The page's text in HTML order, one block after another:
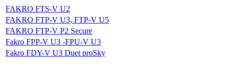
FAKRO FTS-V U2
FAKRO FTP-V U3, FTP-V U5
FAKRO FTP-V P2 Secure
Fakro FPP-V U3 -FPU-V U3
Fakro FDY-V U3 Duet proSky